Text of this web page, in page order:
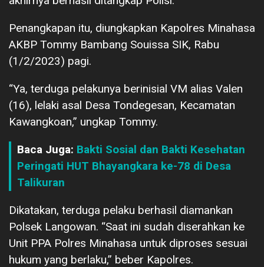
Penangkapan itu, diungkapkan Kapolres Minahasa
AKBP Tommy Bambang Souissa SIK, Rabu
(1/2/2023) pagi.
“Ya, terduga pelakunya berinisial VM alias Valen
(16), lelaki asal Desa Tondegesan, Kecamatan
Kawangkoan,” ungkap Tommy.
Baca Juga: Bakti Sosial dan Bakti Kesehatan
Peringati HUT Bhayangkara ke-78 di Desa
Talikuran
Dikatakan, terduga pelaku berhasil diamankan
Polsek Langowan. “Saat ini sudah diserahkan ke
Unit PPA Polres Minahasa untuk diproses sesuai
hukum yang berlaku,” beber Kapolres.